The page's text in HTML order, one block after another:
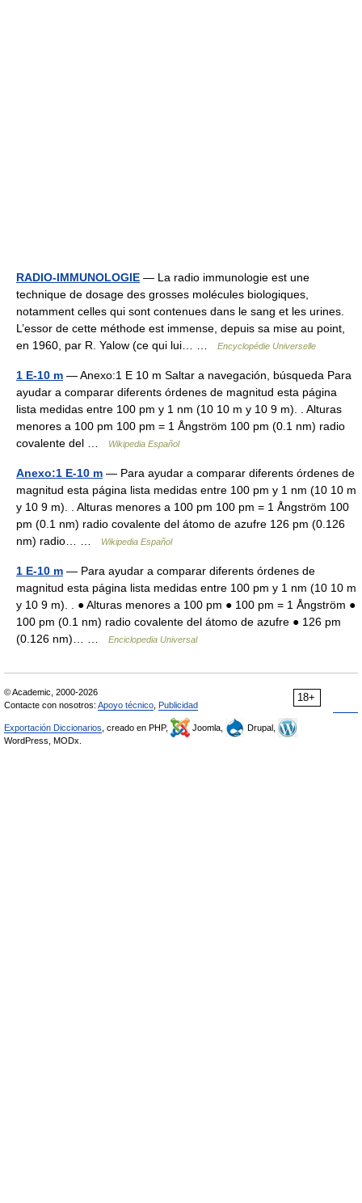
RADIO-IMMUNOLOGIE — La radio immunologie est une
technique de dosage des grosses molécules biologiques,
notamment celles qui sont contenues dans le sang et les urines.
L’essor de cette méthode est immense, depuis sa mise au point,
en 1960, par R. Yalow (ce qui lui… …
Encyclopédie Universelle
1 E-10 m — Anexo:1 E 10 m Saltar a navegación, búsqueda Para
ayudar a comparar diferents órdenes de magnitud esta página
lista medidas entre 100 pm y 1 nm (10 10 m y 10 9 m). . Alturas
menores a 100 pm 100 pm = 1 Ångström 100 pm (0.1 nm) radio
covalente del …
Wikipedia Español
Anexo:1 E-10 m — Para ayudar a comparar diferents órdenes de
magnitud esta página lista medidas entre 100 pm y 1 nm (10 10 m
y 10 9 m). . Alturas menores a 100 pm 100 pm = 1 Ångström 100
pm (0.1 nm) radio covalente del átomo de azufre 126 pm (0.126
nm) radio… …
Wikipedia Español
1 E-10 m — Para ayudar a comparar diferents órdenes de
magnitud esta página lista medidas entre 100 pm y 1 nm (10 10 m
y 10 9 m). . ● Alturas menores a 100 pm ● 100 pm = 1 Ångström ●
100 pm (0.1 nm) radio covalente del átomo de azufre ● 126 pm
(0.126 nm)… …
Enciclopedia Universal
18+
© Academic, 2000-2026
Contacte con nosotros: Apoyo técnico Publicidad
Exportación Diccionarios , creado en PHP, Joomla,
Drupal,
WordPress, MODx.